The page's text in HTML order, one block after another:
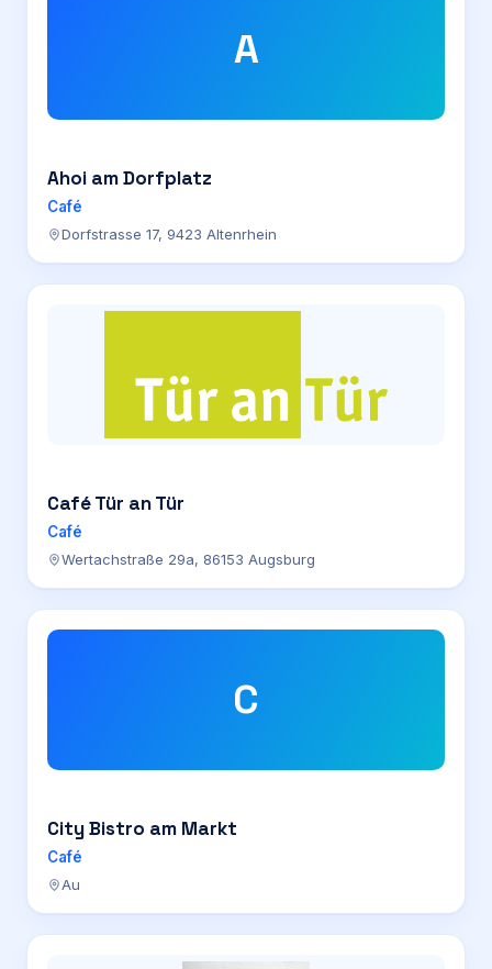
A
Ahoi am Dorfplatz
Café
Dorfstrasse 17, 9423 Altenrhein
Café Tür an Tür
Café
Wertachstraße 29a, 86153 Augsburg
C
City Bistro am Markt
Café
Au